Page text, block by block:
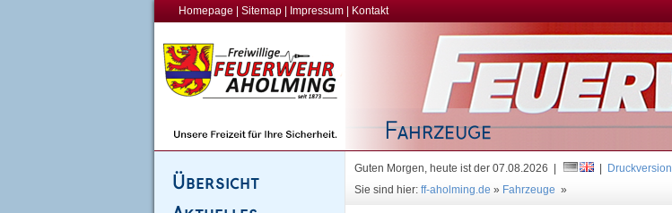
Homepage Sitemap Impressum Kontakt
Guten Morgen, heute ist der 07.08.2026 | Druckversion
Sie sind hier: ff-aholming.de » Fahrzeuge »